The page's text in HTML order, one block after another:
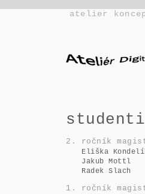
atelier
studenti
2. ročník
Eliška
Jakub Mottl
Radek Slach
1. ročník